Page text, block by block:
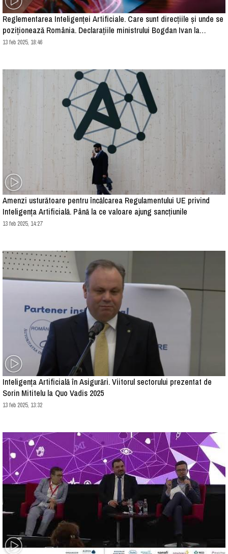
Reglementarea Inteligenței Artificiale. Care sunt direcțiile și unde se
poziționează România. Declarațiile ministrului Bogdan Ivan la
Conferința „Quo Vadis 2025!”
13 feb 2025, 18:46
Amenzi usturătoare pentru încălcarea Regulamentului UE privind
Inteligența Artificială. Până la ce valoare ajung sancțiunile
13 feb 2025, 14:27
Inteligența Artificială în Asigurări. Viitorul sectorului prezentat de
Sorin Mititelu la Quo Vadis 2025
13 feb 2025, 13:32